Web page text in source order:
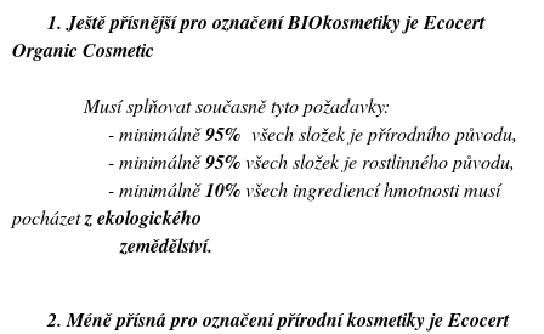
1. Ještě přísnější pro označeníBIOkosmetikyjeEcocert
Organic Cosmetic
Musí splňovat současně tyto požadavky:
- minimálně95% všech složek je přírodního původu,
- minimálně95%všech složek je rostlinného původu,
- minimálně10%všech ingrediencí hmotnosti musí
pocházetz ekologického
zemědělství.
2. Méně přísná pro označenípřírodní kosmetikyjeEcocert